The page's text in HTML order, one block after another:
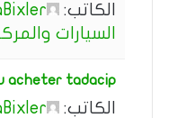
الكاتب:
السيارات
acheter tadacip
الكاتب: